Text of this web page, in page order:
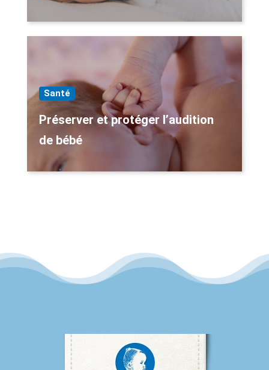
Santé
Préserver et protéger l’audition
de bébé